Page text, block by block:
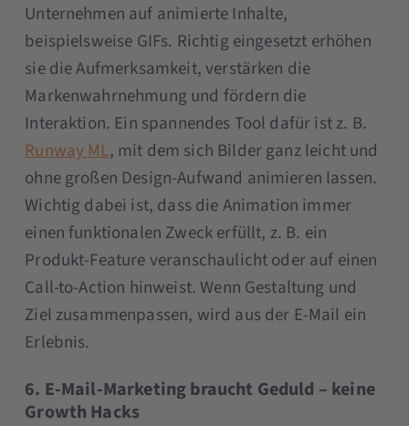
Unternehmen auf animierte Inhalte,
beispielsweise GIFs. Richtig eingesetzt erhöhen
sie die Aufmerksamkeit, verstärken die
Markenwahrnehmung und fördern die
Interaktion. Ein spannendes Tool dafür ist z. B.
Runway ML, mit dem sich Bilder ganz leicht und
ohne großen Design-Aufwand animieren lassen.
Wichtig dabei ist, dass die Animation immer
einen funktionalen Zweck erfüllt, z. B. ein
Produkt-Feature veranschaulicht oder auf einen
Call-to-Action hinweist. Wenn Gestaltung und
Ziel zusammenpassen, wird aus der E-Mail ein
Erlebnis.
6. E-Mail-Marketing braucht Geduld – keine
Growth Hacks